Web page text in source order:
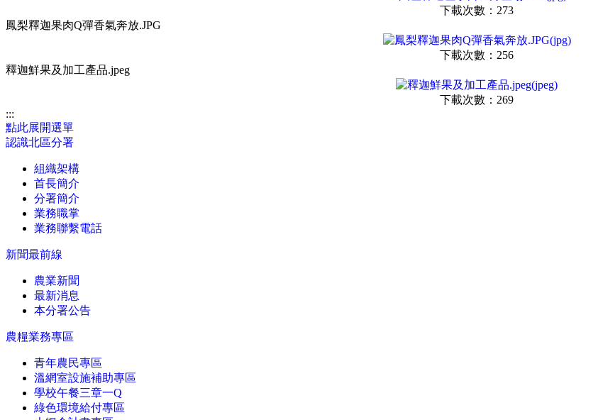
下載次數：273
鳳梨釋迦果肉Q彈香氣奔放.JPG
下載次數：256
釋迦鮮果及加工產品.jpeg
下載次數：269
:::
點此展開選單
認識北區分署
組織架構
首長簡介
分署簡介
業務職掌
業務聯繫電話
新聞最前線
農業新聞
最新消息
本分署公告
農糧業務專區
青年農民專區
溫網室設施補助專區
學校午餐三章一Q
綠色環境給付專區